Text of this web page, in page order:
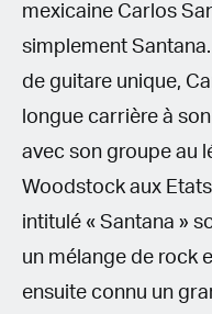
mexicaine Carlos
simplement
de guitare unique,
longue carrière à
avec son groupe au
Woodstock aux
intitulé « Santana »
un mélange de rock
ensuite connu un